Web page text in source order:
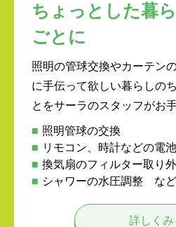
ちょっとした暮
ごとに
照明の管球交換やカーテン
に手伝って欲しい暮らしの
とをサーラのスタッフがお
照明管球の交換
リモコン、時計などの電
換気扇のフィルター取り
シャワーの水圧調整 など
詳しくみ